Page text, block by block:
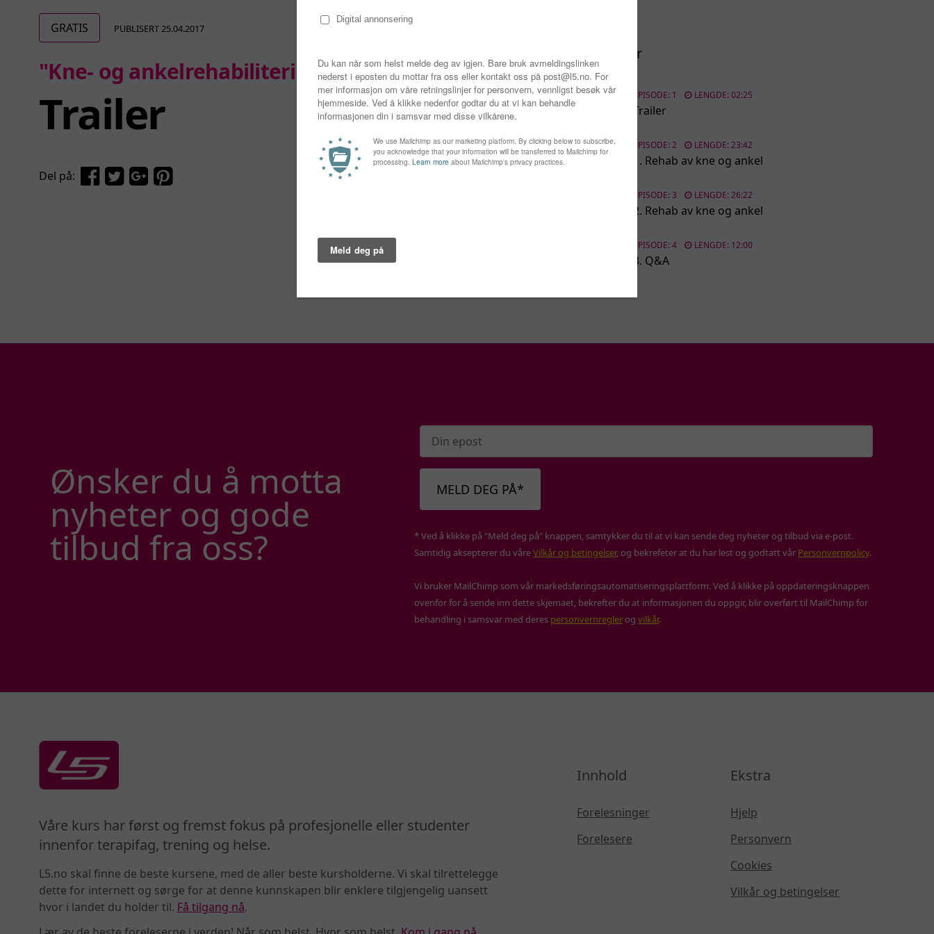
GRATIS PUBLISERT 25.04.2017
"Kne- og ankelrehabilitering"
Trailer
Del på:
Episoder
EPISODE: 1 LENGDE: 02:25
Trailer
2 EPISODE: 2 LENGDE: 23:42
1. Rehab av kne og ankel
EPISODE: 3 LENGDE: 26:22
2. Rehab av kne og ankel
EPISODE: 4 LENGDE: 12:00
3. Q&A
Ønsker du å motta
nyheter og gode
tilbud fra oss?
MELD DEG PÅ*
* Ved å klikke på "Meld deg på" knappen, samtykker du til at vi kan sende deg nyheter og tilbud via e-post.
Samtidig aksepterer du våreVilkår og betingelser, og bekrefeter at du har lest og godtatt vår Personvernpolicy.
Vi bruker MailChimp som vår markedsføringsautomatiseringsplattform. Ved å klikke på oppdateringsknappen
ovenfor for å sende inn dette skjemaet, bekrefter du at informasjonen du oppgir, blir overført til MailChimp for
behandling i samsvar med deres personvernregler og vilkår.
Våre kurs har først og fremst fokus på profesjonelle eller studenter
innenfor terapifag, trening og helse.
L5.no skal finne de beste kursene, med de aller beste kursholderne. Vi skal tilrettelegge
dette for internett og sørge for at denne kunnskapen blir enklere tilgjengelig uansett
hvor i landet du holder til. Få tilgang nå.
Innhold
Forelesninger
Forelesere
Ekstra
Hjelp
Personvern
Cookies
Vilkår og betingelser